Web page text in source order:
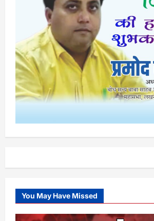
You May Have Missed